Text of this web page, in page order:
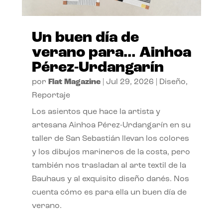
Un buen día de
verano para… Ainhoa
Pérez-Urdangarín
por Flat Magazine| Jul 29, 2026 Diseño,
Reportaje
Los asientos que hace la artista y
artesana Ainhoa Pérez-Urdangarín en su
taller de San Sebastián llevan los colores
y los dibujos marineros de la costa, pero
también nos trasladan al arte textil de la
Bauhaus y al exquisito diseño danés. Nos
cuenta cómo es para ella un buen día de
verano.